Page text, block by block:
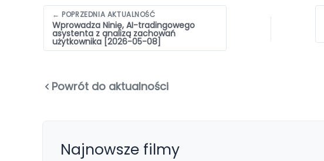
Nawigacja
wpisów
← POPRZEDNIA AKTUALNOŚĆ
Wprowadza Ninię, AI-tradingowego
asystenta z analizą zachowań
użytkownika [2026-05-08]
Powrót do aktualności
Najnowsze filmy